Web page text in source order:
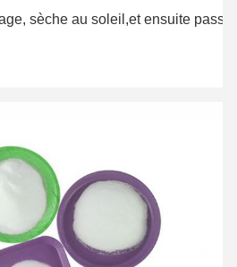
sèche au soleil,et ensuite passer